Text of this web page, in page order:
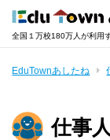
全国１万校180万人が利用
EduTownあしたね
仕事